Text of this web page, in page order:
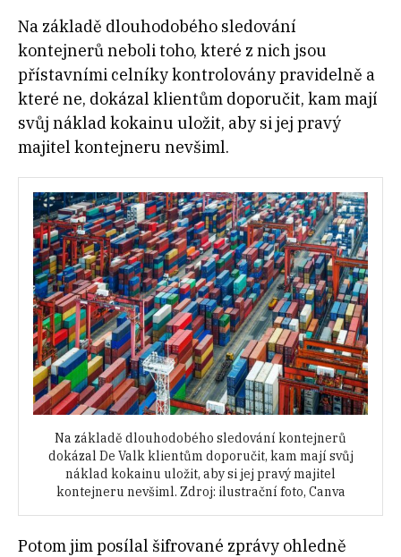
Na základě dlouhodobého sledování
kontejnerů neboli toho, které z nich jsou
přístavními celníky kontrolovány pravidelně a
které ne, dokázal klientům doporučit, kam mají
svůj náklad kokainu uložit, aby si jej pravý
majitel kontejneru nevšiml.
Na základě dlouhodobého sledování kontejnerů
dokázal De Valk klientům doporučit, kam mají svůj
náklad kokainu uložit, aby si jej pravý majitel
kontejneru nevšiml. Zdroj: ilustrační foto, Canva
Potom jim posílal šifrované zprávy ohledně